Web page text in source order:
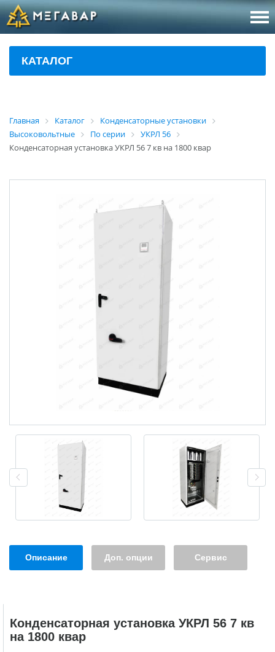
8
КАТАЛОГ
Главная Каталог
Конденсаторные установки
Высоковольтные
По серии
УКРЛ 56
Конденсаторная установка УКРЛ 56 7 кв на 1800 квар
Описание Доп. опции Сервис
Конденсаторная установка УКРЛ 56 7 кв
на 1800 квар